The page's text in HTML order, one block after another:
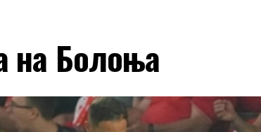
на Болоња